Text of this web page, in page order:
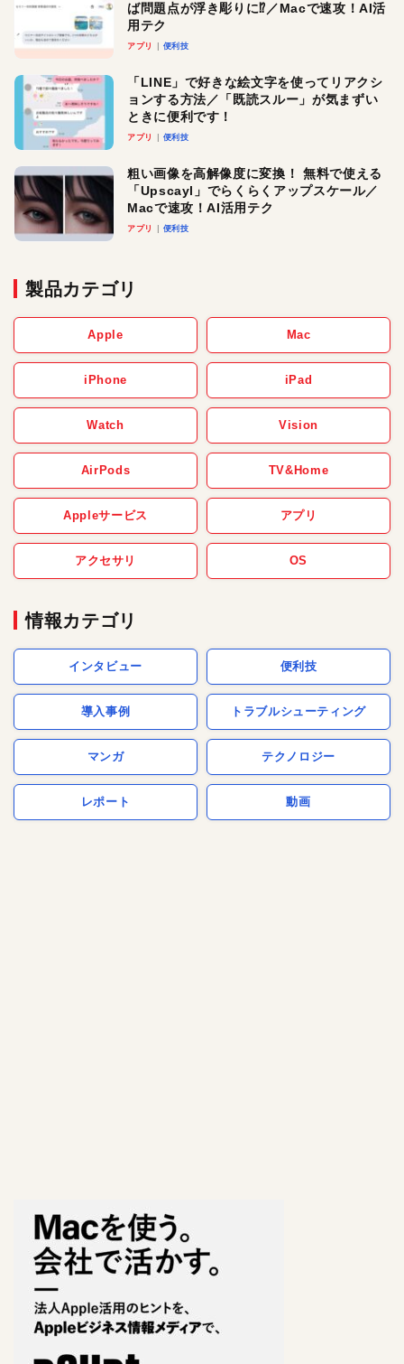
ば問題点が浮き彫りに⁉︎／Macで速攻！AI活
用テク
アプリ 便利技
「LINE」で好きな絵文字を使ってリアクシ
ョンする方法／「既読スルー」が気まずい
ときに便利です！
アプリ 便利技
粗い画像を高解像度に変換！ 無料で使える
「Upscayl」でらくらくアップスケール／
Macで速攻！AI活用テク
アプリ 便利技
製品カテゴリ
Apple Mac
iPhone iPad
Watch Vision
AirPods TV&Home
Appleサービス アプリ
アクセサリ OS
情報カテゴリ
インタビュー 便利技
導入事例 トラブルシューティング
マンガ テクノロジー
レポート 動画